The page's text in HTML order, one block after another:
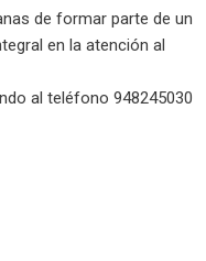
de formar parte de un
en la atención al
al teléfono 948245030